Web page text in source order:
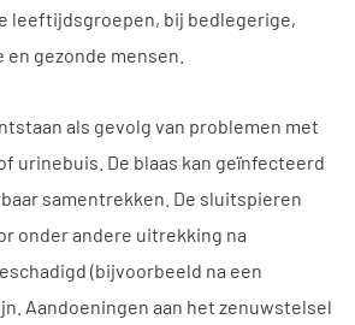
leeftijdsgroepen, bij bedlegerige,
gezonde mensen.
als gevolg van problemen met
urinebuis. De blaas kan geïnfecteerd
samentrekken. De sluitspieren
onder andere uitrekking na
(bijvoorbeeld na een
Aandoeningen aan het zenuwstelsel